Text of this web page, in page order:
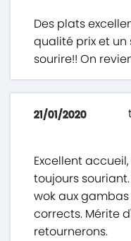
Des plats
qualité prix et
sourire!! On
21/01/2020
Excellent
toujours
wok aux
corrects. Mérite
retournerons.